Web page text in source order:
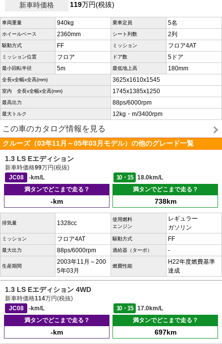
新車時価格
119万円(税抜)
車両重量 940kg 乗車定員 5名
ホイールベース 2360mm シート列数 2列
駆動方式 FF ミッション フロア4AT
ミッション位置 フロア ドア数 5ドア
最小回転半径 5m 最低地上高 180mm
全長x全幅x全高(mm) 3625x1610x1545
室内 全長x全幅x全高(mm) 1745x1385x1250
最高出力 88ps/6000rpm
最大トルク 12kg・m/3400rpm
この車のカタログ情報を見る
クルーズ（03年11月～05年03月モデル）の他のグレード一覧
1.3 LS Eエディション
新車時価格99万円(税抜)
JC08
-km/L 10・15
18.0km/L
満タンでどこまで走る？
-km
満タンでどこまで走る？
738km
排気量 1328cc
使用燃料
エンジン
レギュラー
ガソリン
ミッション フロア4AT 駆動方式 FF
最大出力 88ps/6000rpm 過給器（ターボ） -
生産期間
2003年11月～200
5年03月
燃費性能
H22年度燃費基準
達成
1.3 LS Eエディション 4WD
新車時価格114万円(税抜)
JC08
-km/L 10・15
17.0km/L
満タンでどこまで走る？
-km
満タンでどこまで走る？
697km